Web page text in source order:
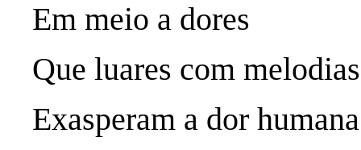
Em meio a dores
Que luares com
Exasperam a dor